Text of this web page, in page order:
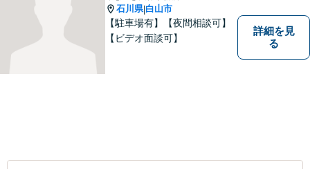
石川県|白山市
【駐車場有】【夜間相談可】
【ビデオ面談可】
詳細を見
る